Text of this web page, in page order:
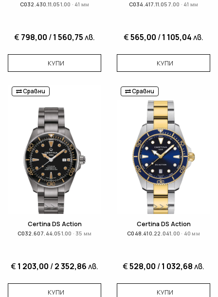
C032.430.11.051.00 · 41 мм
€ 798,00 /1 560,75лв.
КУПИ
C034.417.11.057.00 · 41 мм
€565,00 /1 105,04лв.
КУПИ
Сравни
Certina DS Action
C032.607.44.051.00 · 35 мм
€ 1 203,00 /2 352,86лв.
КУПИ
Сравни
Certina DS Action
C048.410.22.041.00 · 40 мм
€528,00 /1 032,68лв.
КУПИ